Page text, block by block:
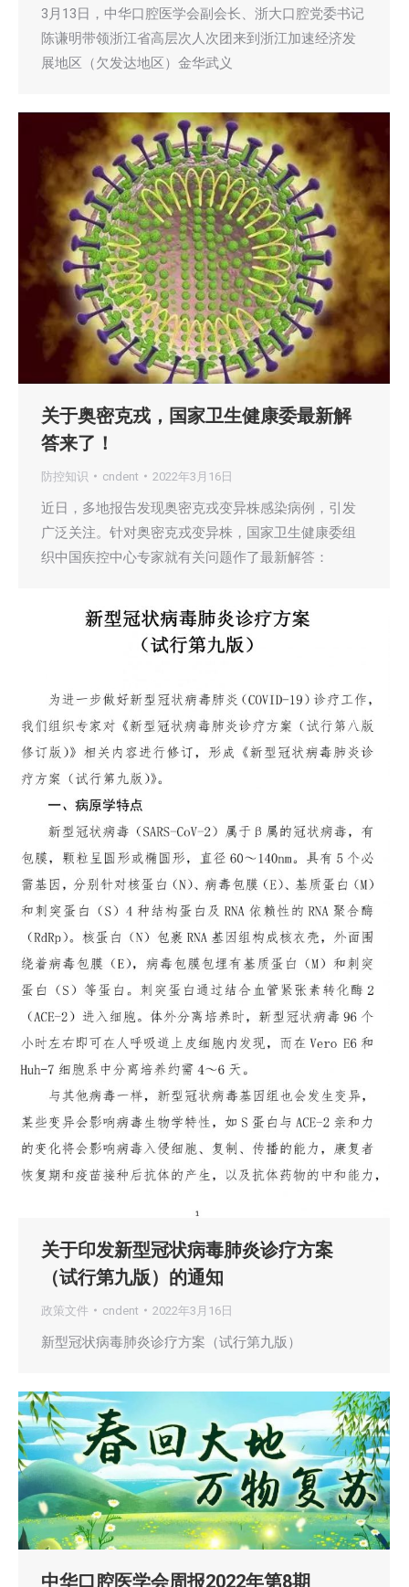
3月13日，中华口腔医学会副会长、浙大口腔党委书记
陈谦明带领浙江省高层次人次团来到浙江加速经济发
展地区（欠发达地区）金华武义
关于奥密克戎，国家卫生健康委最新解
答来了！
防控知识 cndent 2022年3月16日
近日，多地报告发现奥密克戎变异株感染病例，引发
广泛关注。针对奥密克戎变异株，国家卫生健康委组
织中国疾控中心专家就有关问题作了最新解答：
关于印发新型冠状病毒肺炎诊疗方案
（试行第九版）的通知
政策文件 cndent 2022年3月16日
新型冠状病毒肺炎诊疗方案（试行第九版）
中华口腔医学会周报2022年第8期